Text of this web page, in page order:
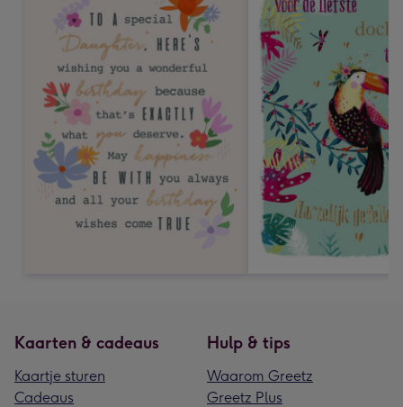
Kaarten & cadeaus
Kaartje sturen
Cadeaus
Hulp & tips
Waarom Greetz
Greetz Plus